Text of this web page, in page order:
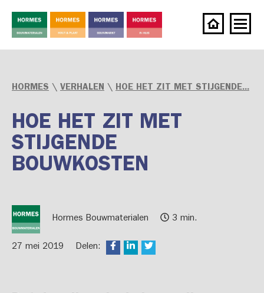
HORMES \ VERHALEN \ HOE HET ZIT MET STIJGENDE...
HOE HET ZIT MET
STIJGENDE
BOUWKOSTEN
Hormes Bouwmaterialen 3 min.
27 mei 2019 Delen: